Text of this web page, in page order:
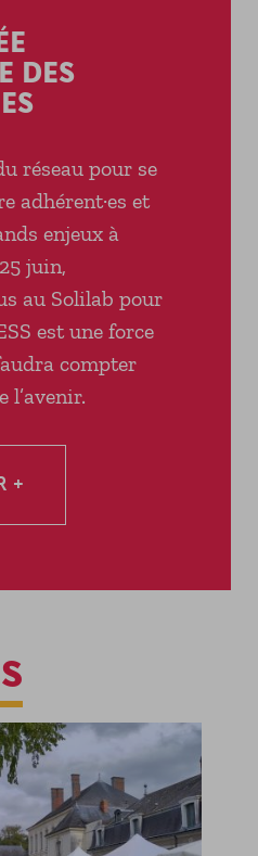
DES
réseau pour se
adhérent·es et
enjeux à
juin,
au Solilab pour
est une force
compter
l’avenir.
+